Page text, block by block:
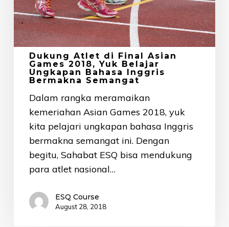
2018,
Yuk
Belajar
Ungkapan
Bahasa
Inggris
Semangat
Dukung Atlet di Final Asian
Games 2018, Yuk Belajar
Ungkapan Bahasa Inggris
Bermakna Semangat
Dalam rangka meramaikan
kemeriahan Asian Games 2018, yuk
kita pelajari ungkapan bahasa Inggris
bermakna semangat ini. Dengan
begitu, Sahabat ESQ bisa mendukung
para atlet nasional…
ESQ Course
August 28, 2018